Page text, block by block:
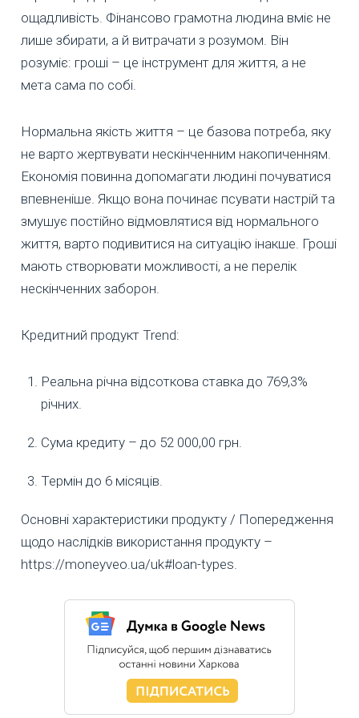
ощадливість. Фінансово грамотна людина вміє не
лише збирати, а й витрачати з розумом. Він
розуміє: гроші – це інструмент для життя, а не
мета сама по собі.
Нормальна якість життя – це базова потреба, яку
не варто жертвувати нескінченним накопиченням.
Економія повинна допомагати людині почуватися
впевненіше. Якщо вона починає псувати настрій та
змушує постійно відмовлятися від нормального
життя, варто подивитися на ситуацію інакше. Гроші
мають створювати можливості, а не перелік
нескінченних заборон.
Кредитний продукт Trend:
Реальна річна відсоткова ставка до 769,3%
річних.
Сума кредиту – до 52 000,00 грн.
Термін до 6 місяців.
Основні характеристики продукту / Попередження
щодо наслідків використання продукту –
https://moneyveo.ua/uk#loan-types.